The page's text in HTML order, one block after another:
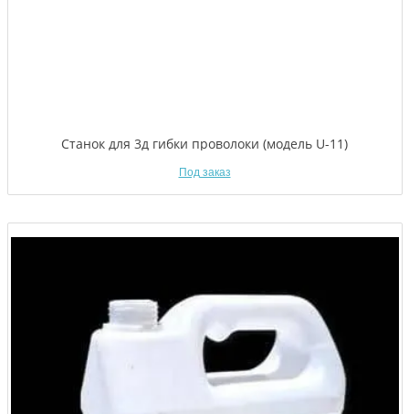
Станок для 3д гибки проволоки (модель U-11)
Под заказ